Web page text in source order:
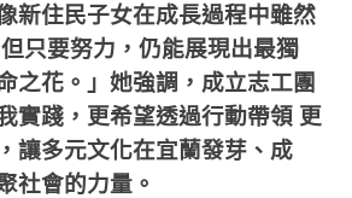
新住民子女在成長過程中雖然
只要努力，仍能展現出最獨
之花。」她強調，成立志工團
實踐，更希望透過行動帶領 更
讓多元文化在宜蘭發芽、成
社會的力量。